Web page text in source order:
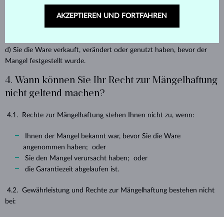
d) Sie die Ware verkauft, verändert oder genutzt haben, bevor der
Mangel festgestellt wurde.
4. Wann können Sie Ihr Recht zur Mängelhaftung
nicht geltend machen?
4.1. Rechte zur Mängelhaftung stehen Ihnen nicht zu, wenn:
Ihnen der Mangel bekannt war, bevor Sie die Ware
angenommen haben; oder
Sie den Mangel verursacht haben; oder
die Garantiezeit abgelaufen ist.
4.2. Gewährleistung und Rechte zur Mängelhaftung bestehen nicht
bei:
AKZEPTIEREN UND FORTFAHREN